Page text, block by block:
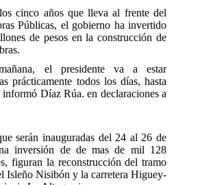
cinco años que lleva al frente del
Públicas, el gobierno ha invertido
de pesos en la construcción de
el presidente va a estar
prácticamente todos los días, hasta
informó Díaz Rúa. en declaraciones a
serán inauguradas del 24 al 26 de
inversión de de mas de mil 128
figuran la reconstrucción del tramo
Isleño Nisibón y la carretera Higuey-